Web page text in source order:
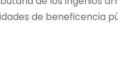
de beneficencia